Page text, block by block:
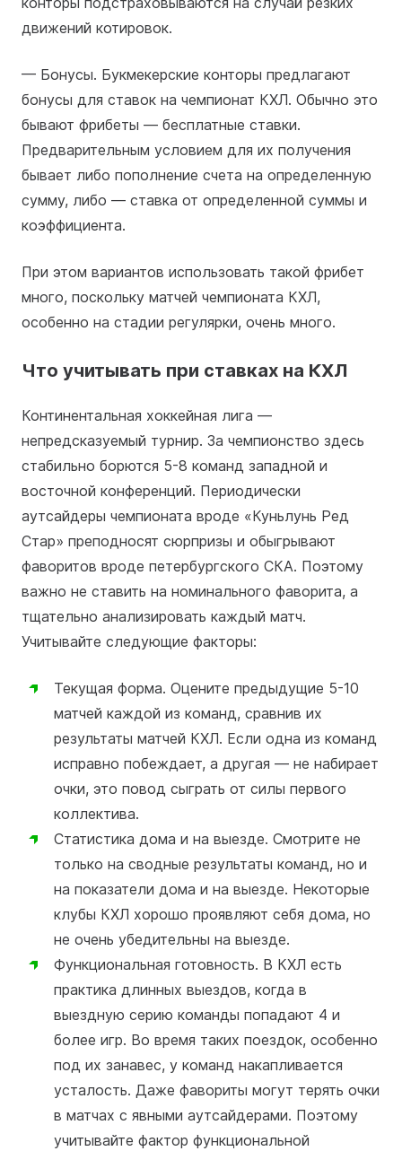
движений котировок.
— Бонусы. Букмекерские конторы предлагают
бонусы для ставок на чемпионат КХЛ. Обычно это
бывают фрибеты — бесплатные ставки.
Предварительным условием для их получения
бывает либо пополнение счета на определенную
сумму, либо — ставка от определенной суммы и
коэффициента.
При этом вариантов использовать такой фрибет
много, поскольку матчей чемпионата КХЛ,
особенно на стадии регулярки, очень много.
Что учитывать при ставках на КХЛ
Континентальная хоккейная лига —
непредсказуемый турнир. За чемпионство здесь
стабильно борются 5-8 команд западной и
восточной конференций. Периодически
аутсайдеры чемпионата вроде «Куньлунь Ред
Стар» преподносят сюрпризы и обыгрывают
фаворитов вроде петербургского СКА. Поэтому
важно не ставить на номинального фаворита, а
тщательно анализировать каждый матч.
Учитывайте следующие факторы:
Текущая форма. Оцените предыдущие 5-10
матчей каждой из команд, сравнив их
результаты матчей КХЛ. Если одна из команд
исправно побеждает, а другая — не набирает
очки, это повод сыграть от силы первого
коллектива.
Статистика дома и на выезде. Смотрите не
только на сводные результаты команд, но и
на показатели дома и на выезде. Некоторые
клубы КХЛ хорошо проявляют себя дома, но
не очень убедительны на выезде.
Функциональная готовность. В КХЛ есть
практика длинных выездов, когда в
выездную серию команды попадают 4 и
более игр. Во время таких поездок, особенно
под их занавес, у команд накапливается
усталость. Даже фавориты могут терять очки
в матчах с явными аутсайдерами. Поэтому
учитывайте фактор функциональной